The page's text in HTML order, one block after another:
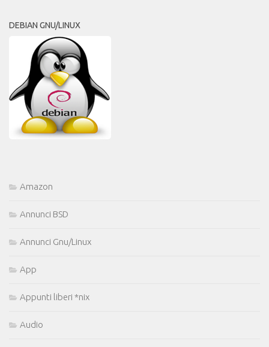
DEBIAN GNU/LINUX
Amazon
Annunci BSD
Annunci Gnu/Linux
App
Appunti liberi *nix
Audio